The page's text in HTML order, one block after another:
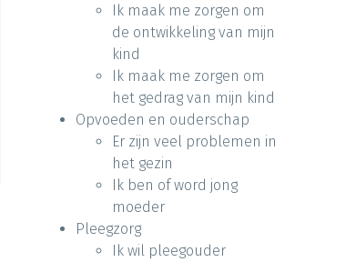
Ik maak me zorgen om
de ontwikkeling van mijn
kind
Ik maak me zorgen om
het gedrag van mijn kind
Opvoeden en ouderschap
Er zijn veel problemen in
het gezin
Ik ben of word jong
moeder
Pleegzorg
Ik wil pleegouder